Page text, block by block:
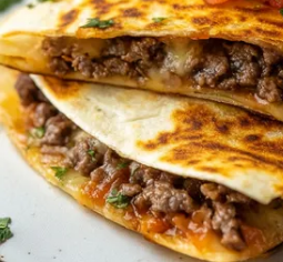
Matsedel
Alla
Blogg